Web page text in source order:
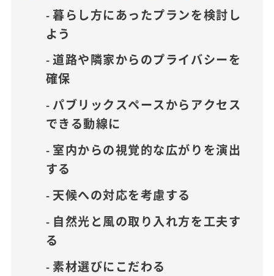
暮らし方にあったプランを検討し
よう
道路や隣家からのプライバシーを
確保
パブリックスペースからアクセス
できる動線に
室内からの視覚的な広がりを演出
する
天候への対応を考慮する
自然光と風の取り入れ方を工夫す
る
素材選びにこだわる